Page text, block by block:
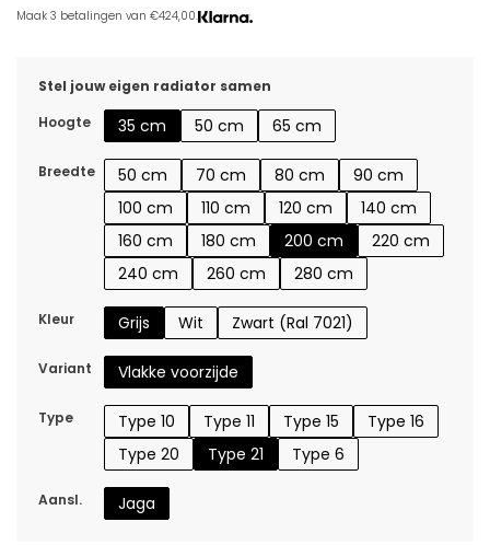
Maak 3 betalingen van €424,00.
Stel jouw eigen radiator samen
Hoogte
35 cm 50 cm 65 cm
Breedte 50 cm 70 cm 80 cm
90 cm
100 cm
110 cm 120 cm
140 cm
160 cm
180 cm 200 cm
220 cm
240 cm
260 cm 280 cm
Kleur Grijs Wit Zwart (Ral 7021)
Variant Vlakke voorzijde
Type Type 10 Type 11 Type 15
Type 16
Type 20
Type 21 Type 6
Aansl. Jaga